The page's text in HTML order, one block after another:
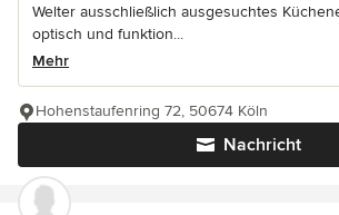
Welter ausschließlich ausgesuchtes
optisch und funktion...
Mehr
Nachricht
Hohenstaufenring 72, 50674 Köln